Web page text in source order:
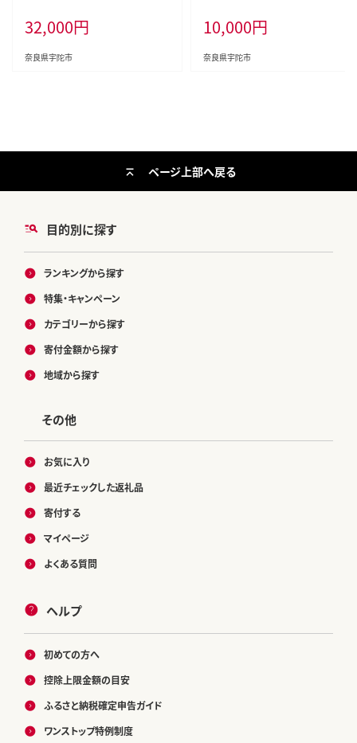
奈良県 宇陀市 ふるさと納税
32,000円
奈良県宇陀市
プ 贈答用 贈り物 太田家 奈良県 宇
陀市 ふるさと納税
10,000円
奈良県宇陀市
目的別に探す
ランキングから探す
特集・キャンペーン
カテゴリーから探す
寄付金額から探す
地域から探す
その他
お気に入り
最近チェックした返礼品
寄付する
マイページ
よくある質問
ヘルプ
初めての方へ
控除上限金額の目安
ふるさと納税確定申告ガイド
ワンストップ特例制度
ページ上部へ戻る